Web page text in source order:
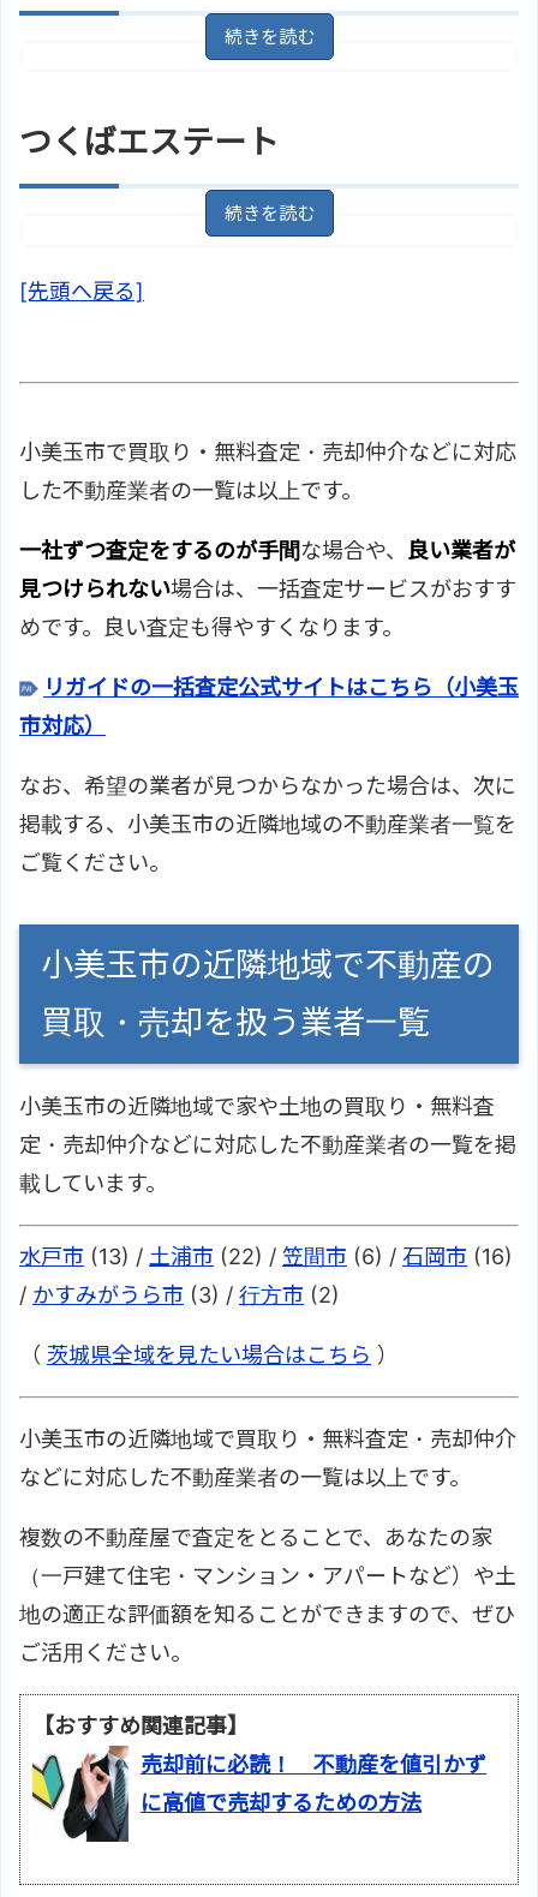
有限会社ミネコーポレーションの
サイトはこちら
アクセス
羽鳥駅/ＪＲ常磐線より徒歩20分
ホームページ 株式会社日東美野里ｈｏｍｅのサ
イトはこちら
つくばエステート
つくばエステートのサイトはこち
[先頭へ戻る]
小美玉市で買取り・無料査定・売却仲介などに対応
した不動産業者の一覧は以上です。
一社ずつ査定をするのが手間な場合や、 良い業者が
見つけられない場合は、一括査定サービスがおすす
めです。良い査定も得やすくなります。
リガイドの一括査定公式サイトはこちら（小美玉
市対応）
なお、希望の業者が見つからなかった場合は、次に
掲載する、小美玉市の近隣地域の不動産業者一覧を
ご覧ください。
小美玉市の近隣地域で不動産の
買取・売却を扱う業者一覧
小美玉市の近隣地域で家や土地の買取り・無料査
定・売却仲介などに対応した不動産業者の一覧を掲
載しています。
水戸市 (13) / 土浦市 (22) / 笠間市 (6) / 石岡市 (16)
/ かすみがうら市 (3) / 行方市 (2)
（ 茨城県全域を見たい場合はこちら ）
小美玉市の近隣地域で買取り・無料査定・売却仲介
などに対応した不動産業者の一覧は以上です。
複数の不動産屋で査定をとることで、あなたの家
（一戸建て住宅・マンション・アパートなど）や土
地の適正な評価額を知ることができますので、ぜひ
ご活用ください。
【おすすめ関連記事】
売却前に必読！ 不動産を値引かず
に高値で売却するための方法